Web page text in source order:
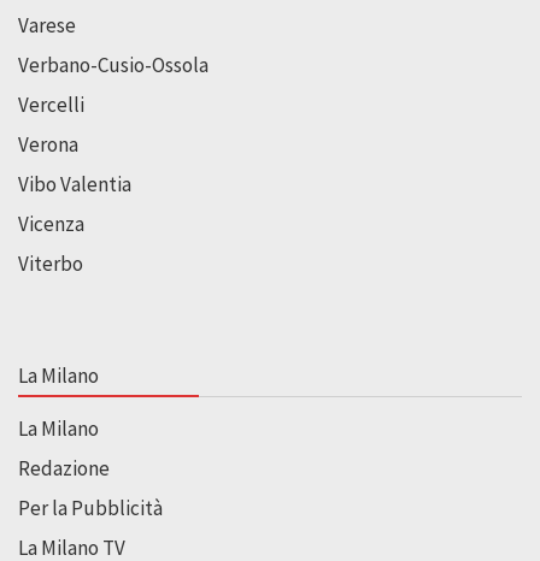
Varese
Verbano-Cusio-Ossola
Vercelli
Verona
Vibo Valentia
Vicenza
Viterbo
La Milano
La Milano
Redazione
Per la Pubblicità
La Milano TV